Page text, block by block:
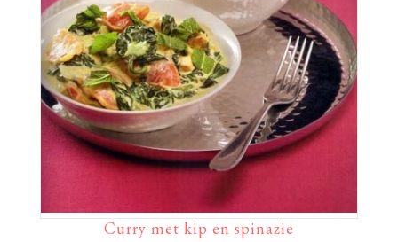
Curry met kip en spinazie